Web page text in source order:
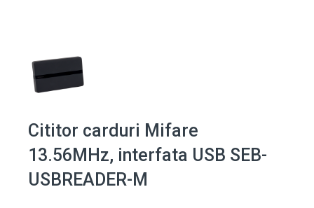
Cititor carduri Mifare
13.56MHz, interfata USB SEB-
USBREADER-M